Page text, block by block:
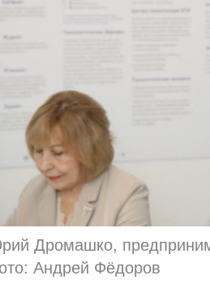
Дромашко,
Андрей Фёдоров